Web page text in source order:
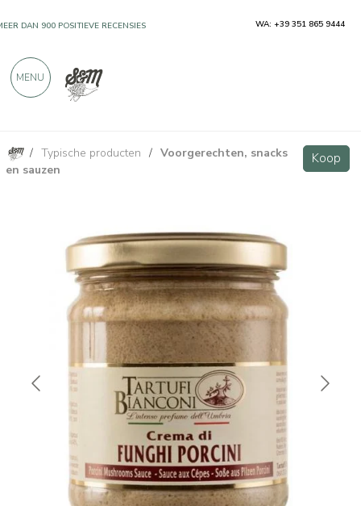
/ Typische producten / Voorgerechten, snacks
en sauzen
Koop
Crème met eekhoorntjesbrood 180 g Koop
DAN 900 POSITIEVE RECENSIES WA: +39 351 865 9444
MENU